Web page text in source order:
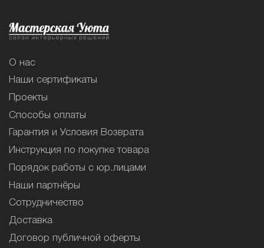
О нас
Наши сертификаты
Проекты
Способы оплаты
Гарантия и Условия Возврата
Инструкция по покупке товара
Порядок работы с юр.лицами
Наши партнёры
Сотрудничество
Доставка
Договор публичной оферты